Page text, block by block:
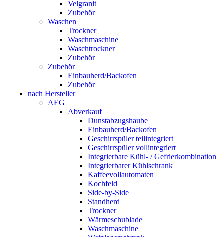
Velgranit
Zubehör
Waschen
Trockner
Waschmaschine
Waschtrockner
Zubehör
Zubehör
Einbauherd/Backofen
Zubehör
nach Hersteller
AEG
Abverkauf
Dunstabzugshaube
Einbauherd/Backofen
Geschirrspüler teilintegriert
Geschirrspüler vollintegriert
Integrierbare Kühl- / Gefrierkombination
Integrierbarer Kühlschrank
Kaffeevollautomaten
Kochfeld
Side-by-Side
Standherd
Trockner
Wärmeschublade
Waschmaschine